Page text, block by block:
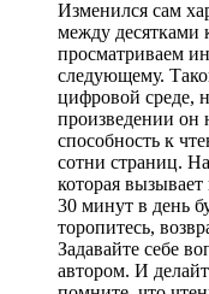
Изменился сам
между десятками
просматриваем
следующему.
цифровой среде,
произведении он
способность к
сотни страниц.
которая
30 минут в день
торопитесь,
Задавайте себе
автором. И